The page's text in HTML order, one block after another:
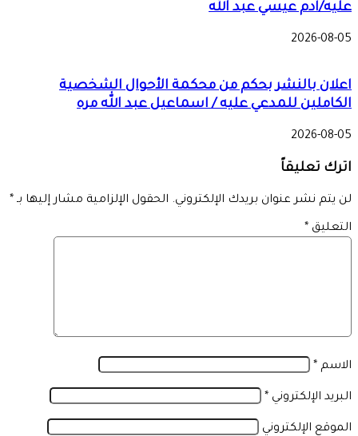
عليه/آدم عيسي عبد الله
2026-08-05
اعلان بالنشر بحكم من محكمة الأحوال الشخصية
الكاملين للمدعي عليه / اسماعيل عبد الله مره
2026-08-05
اترك تعليقاً
لن يتم نشر عنوان بريدك الإلكتروني. الحقول الإلزامية مشار إليها بـ *
التعليق *
الاسم *
البريد الإلكتروني *
الموقع الإلكتروني